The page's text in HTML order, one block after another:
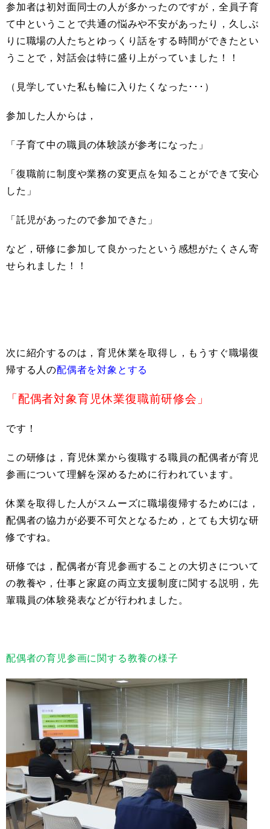
参加者は初対面同士の人が多かったのですが，全員子育
て中ということで共通の悩みや不安があったり，久しぶ
りに職場の人たちとゆっくり話をする時間ができたとい
うことで，対話会は特に盛り上がっていました！！
（見学していた私も輪に入りたくなった･･･）
参加した人からは，
「子育て中の職員の体験談が参考になった」
「復職前に制度や業務の変更点を知ることができて安心
した」
「託児があったので参加できた」
など，研修に参加して良かったという感想がたくさん寄
せられました！！
次に紹介するのは，育児休業を取得し，もうすぐ職場復
帰する人の配偶者を対象とする
「配偶者対象育児休業復職前研修会」
です！
この研修は，育児休業から復職する職員の配偶者が育児
参画について理解を深めるために行われています。
休業を取得した人がスムーズに職場復帰するためには，
配偶者の協力が必要不可欠となるため，とても大切な研
修ですね。
研修では，配偶者が育児参画することの大切さについて
の教養や，仕事と家庭の両立支援制度に関する説明，先
輩職員の体験発表などが行われました。
配偶者の育児参画に関する教養の様子